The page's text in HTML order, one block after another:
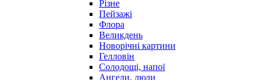
Різне
Пейзажі
Флора
Великдень
Новорічні картини
Гелловін
Солодощі, напої
Ангели, люди